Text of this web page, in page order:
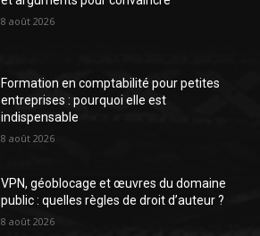
8 août 2026
Formation en comptabilité pour petites
entreprises : pourquoi elle est
indispensable
8 août 2026
VPN, géoblocage et œuvres du domaine
public : quelles règles de droit d’auteur ?
8 août 2026